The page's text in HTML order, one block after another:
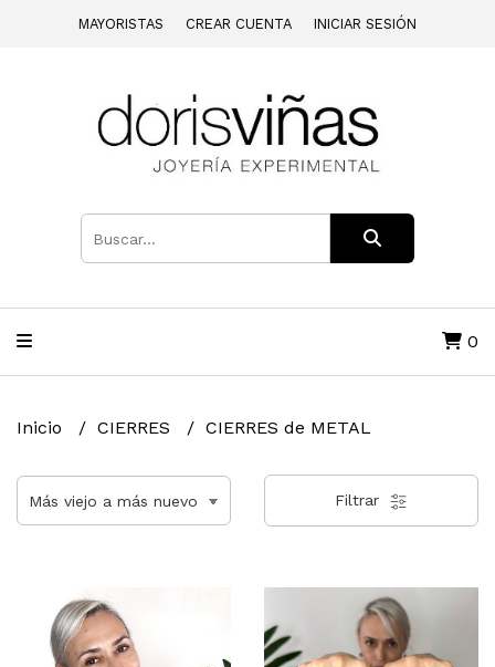
MAYORISTAS CREAR CUENTA INICIAR SESIÓN
0
Inicio CIERRES CIERRES de METAL
Filtrar